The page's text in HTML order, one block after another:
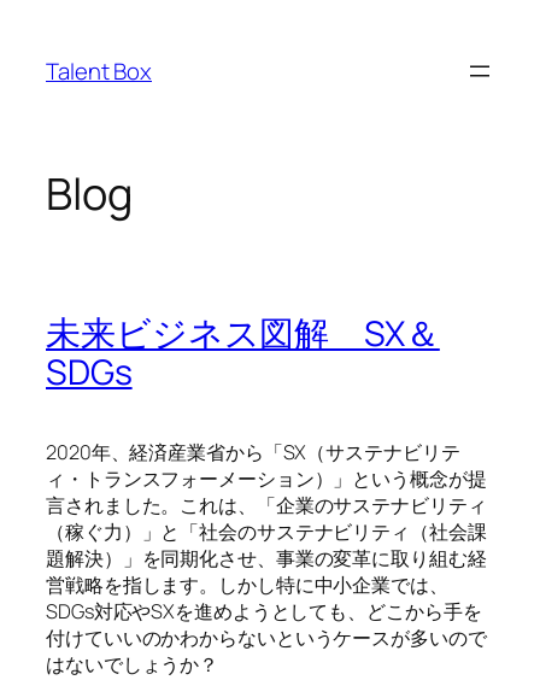
Talent Box
Blog
未来ビジネス図解 SX＆
SDGs
2020年、経済産業省から「SX（サステナビリテ
ィ・トランスフォーメーション）」という概念が提
言されました。これは、「企業のサステナビリティ
（稼ぐ力）」と「社会のサステナビリティ（社会課
題解決）」を同期化させ、事業の変革に取り組む経
営戦略を指します。しかし特に中小企業では、
SDGs対応やSXを進めようとしても、どこから手を
付けていいのかわからないというケースが多いので
はないでしょうか？